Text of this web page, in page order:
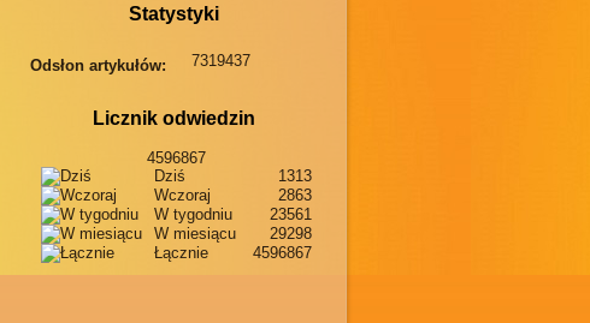
Statystyki
Odsłon artykułów: 7319437
Licznik odwiedzin
4596867
Dziś
1313
Wczoraj
2863
W tygodniu
23561
W miesiącu
29298
Łącznie
4596867